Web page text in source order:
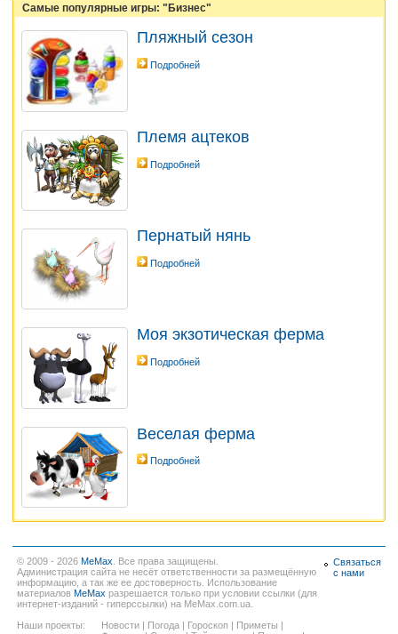
Самые популярные игры: "Бизнес"
Пляжный сезон
Подробней
Племя ацтеков
Подробней
Пернатый нянь
Подробней
Моя экзотическая ферма
Подробней
Веселая ферма
Подробней
© 2009 - 2026 MeMax . Все права защищены.
Администрация сайта не несёт ответственности за размещённую
информацию, а так же ее достоверность. Использование
материалов MeMax разрешается только при условии ссылки (для
интернет-изданий - гиперссылки) на MeMax.com.ua.
Наши проекты:
Новости | Погода | Гороскоп | Приметы |
Связаться
с нами